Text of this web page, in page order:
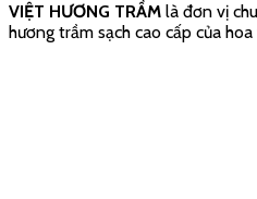
VIỆT HƯƠNG TRẦM là đơn vị
hương trầm sạch cao cấp của